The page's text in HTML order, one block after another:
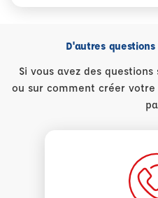
D'autres
Si vous avez des
ou sur comment créer votre